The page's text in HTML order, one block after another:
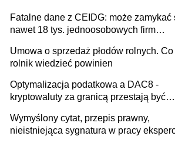
Fatalne dane z CEIDG: może zamykać
nawet 18 tys. jednoosobowych firm
Umowa o sprzedaż płodów rolnych. Co
rolnik wiedzieć powinien
Optymalizacja podatkowa a DAC8 -
kryptowaluty za granicą przestają być
Wymyślony cytat, przepis prawny,
nieistniejąca sygnatura w pracy